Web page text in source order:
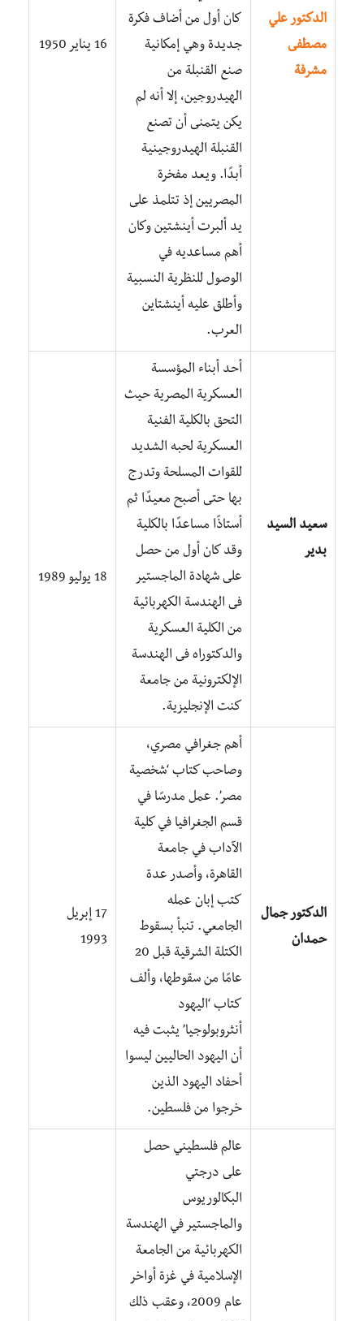
الدكتور علي
مصطفى
مشرفة
كان أول من أضاف فكرة
جديدة وهي إمكانية
صنع القنبلة من
الهيدروجين، إلا أنه لم
يكن يتمنى أن تصنع
القنبلة الهيدروجينية
أبدًا. ويعد مفخرة
المصريين إذ تتلمذ على
يد ألبرت أينشتين وكان
أهم مساعديه في
الوصول للنظرية النسبية
وأطلق عليه أينشتاين
العرب.
16 يناير 1950
سعيد السيد
بدير
أحد أبناء المؤسسة
العسكرية المصرية حيث
التحق بالكلية الفنية
العسكرية لحبه الشديد
للقوات المسلحة وتدرج
بها حتى أصبح معيدًا ثم
أستاذًا مساعدًا بالكلية
وقد كان أول من حصل
على شهادة الماجستير
فى الهندسة الكهربائية
من الكلية العسكرية
والدكتوراه فى الهندسة
الإلكترونية من جامعة
كنت الإنجليزية.
18 يوليو 1989
الدكتور جمال
حمدان
أهم جغرافي مصري،
وصاحب كتاب ‘شخصية
مصر’. عمل مدرسًا في
قسم الجغرافيا في كلية
الآداب في جامعة
القاهرة، وأصدر عدة
كتب إبان عمله
الجامعي. تنبأ بسقوط
الكتلة الشرقية قبل 20
عامًا من سقوطها، وألف
كتاب ‘اليهود
أنثروبولوجيا’ يثبت فيه
أن اليهود الحاليين ليسوا
أحفاد اليهود الذين
خرجوا من فلسطين.
17 إبريل
1993
عالم فلسطيني حصل
على درجتي
البكالوريوس
والماجستير في الهندسة
الكهربائية من الجامعة
الإسلامية في غزة أواخر
عام 2009، وعقب ذلك